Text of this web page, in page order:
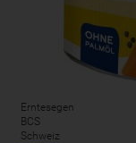
Erntesegen
BCS
Schweiz